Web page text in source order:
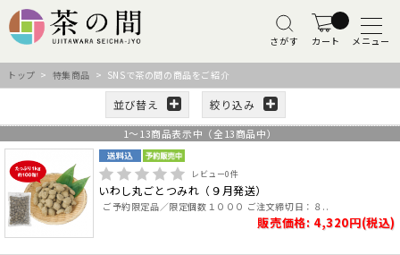
さがす カート メニュー
トップ > 特集商品 > SNSで茶の間の商品をご紹介
並び替え 絞り込み
1～ 13商品表示中（全 13商品中）
レビュー0件
いわし丸ごとつみれ（９月発送）
ご予約限定品／限定個数１０００ ご注文締切日：８..
販売価格: 4,320円(税込)